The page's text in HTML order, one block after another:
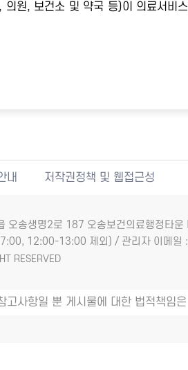
의원, 보건소 및 약국 등)이 의료서비
내 저작권정책 및 웹접근성
오송생명2로 187 오송보건의료행정타운
12:00-13:00 제외) / 관리자 이메일 :
RESERVED
사항일 뿐 게시물에 대한 법적책임